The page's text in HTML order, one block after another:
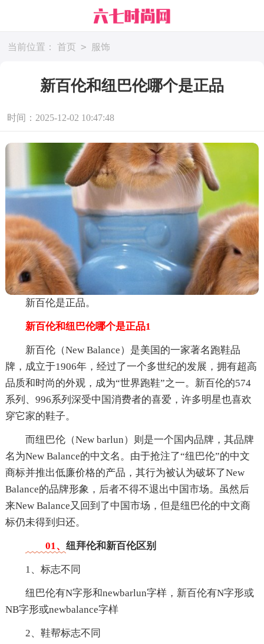
当前位置： 首页 > 服饰
新百伦和纽巴伦哪个是正品
时间：2025-12-02 10:47:48
新百伦是正品。
新百伦和纽巴伦哪个是正品1
新百伦（New Balance）是美国的一家著名跑鞋品
牌，成立于1906年，经过了一个多世纪的发展，拥有超高
品质和时尚的外观，成为“世界跑鞋”之一。新百伦的574
系列、996系列深受中国消费者的喜爱，许多明星也喜欢
穿它家的鞋子。
而纽巴伦（New barlun）则是一个国内品牌，其品牌
名为New Balance的中文名。由于抢注了“纽巴伦”的中文
商标并推出低廉价格的产品，其行为被认为破坏了New
Balance的品牌形象，后者不得不退出中国市场。虽然后
来New Balance又回到了中国市场，但是纽巴伦的中文商
标仍未得到归还。
01、 纽拜伦和新百伦区别
1、标志不同
纽巴伦有N字形和newbarlun字样，新百伦有N字形或
NB字形或newbalance字样
2、鞋帮标志不同